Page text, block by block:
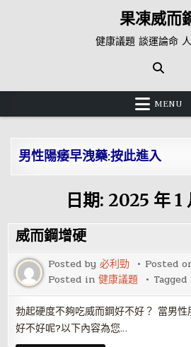
果凍威而
健康議題 談運論命
MENU
男性陽痿早洩藥:按此進入
日期: 2025 年 1
威而鋼增硬
Posted by必利勁 Posted
Posted in健康議題 Tagged
勃起硬度不夠吃威而鋼好不好？ 當男
好不好呢?以下內容為您…